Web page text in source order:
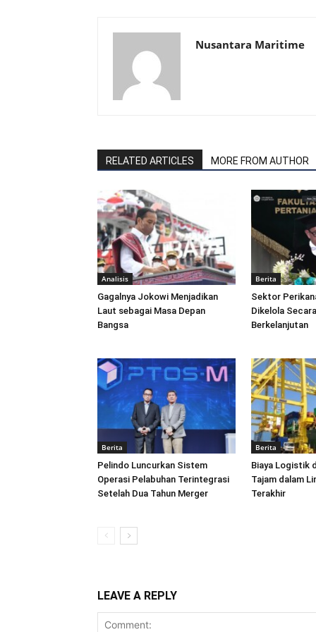
Nusantara Maritime
RELATED ARTICLES MORE FROM AUTHOR
Analisis
Gagalnya Jokowi Menjadikan
Laut sebagai Masa Depan
Bangsa
Berita
Sektor
Dikelola
Berkelanjutan
Berita
Pelindo Luncurkan Sistem
Operasi Pelabuhan Terintegrasi
Setelah Dua Tahun Merger
Berita
Biaya Logistik
Tajam dalam
Terakhir
LEAVE A REPLY